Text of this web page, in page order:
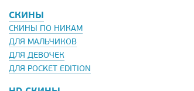
СКИНЫ
СКИНЫ ПО НИКАМ
ДЛЯ МАЛЬЧИКОВ
ДЛЯ ДЕВОЧЕК
ДЛЯ POCKET EDITION